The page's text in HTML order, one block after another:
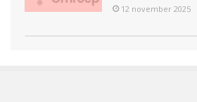
12 november 2025